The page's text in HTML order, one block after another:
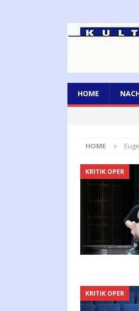
HOME
HOME
KRITIK OPER
KRITIK OPER